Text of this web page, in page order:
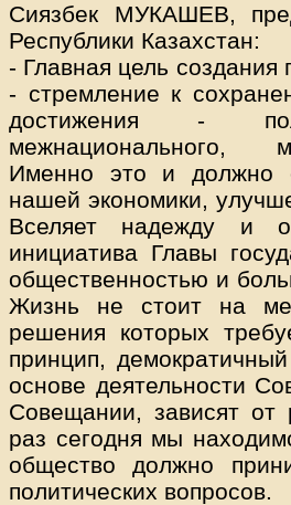
Сиязбек МУКАШЕВ,
Республики Казахстан:
- Главная цель
- стремление к
достижения -
межнационального,
Именно это и должно
нашей экономики,
Вселяет надежду и
инициатива Главы
общественностью и
Жизнь не стоит на
решения которых
принцип,
основе деятельности
Совещании, зависят от
раз сегодня мы
общество должно
политических вопросов.